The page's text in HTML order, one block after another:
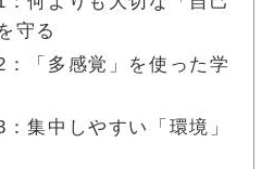
守る
：「多感覚」を使った学
集中しやすい「環境」